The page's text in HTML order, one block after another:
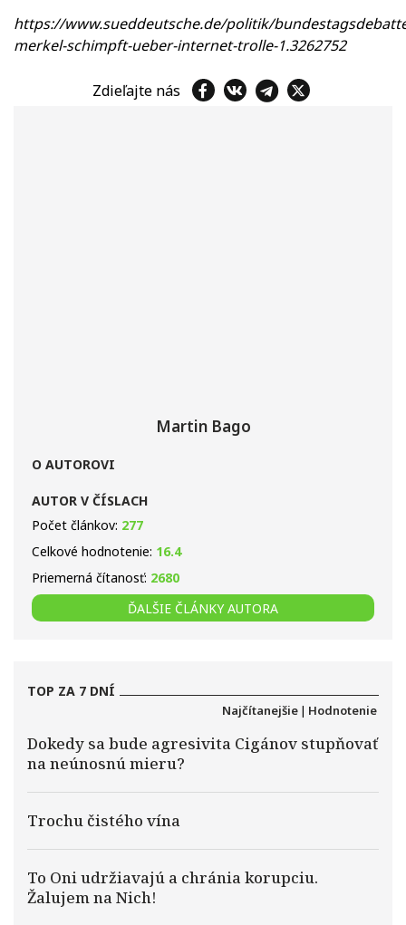
https://www.sueddeutsche.de/politik/
merkel-schimpft-ueber-internet-trolle-1.3262752
Zdieľajte nás
Martin Bago
O AUTOROVI
AUTOR V ČÍSLACH
Počet článkov: 277
Celkové hodnotenie: 16.4
Priemerná čítanosť: 2680
ĎALŠIE ČLÁNKY AUTORA
TOP ZA 7 DNÍ
Najčítanejšie | Hodnotenie
Dokedy sa bude agresivita Cigánov stupňovať
na neúnosnú mieru?
Trochu čistého vína
To Oni udržiavajú a chránia korupciu.
Žalujem na Nich!